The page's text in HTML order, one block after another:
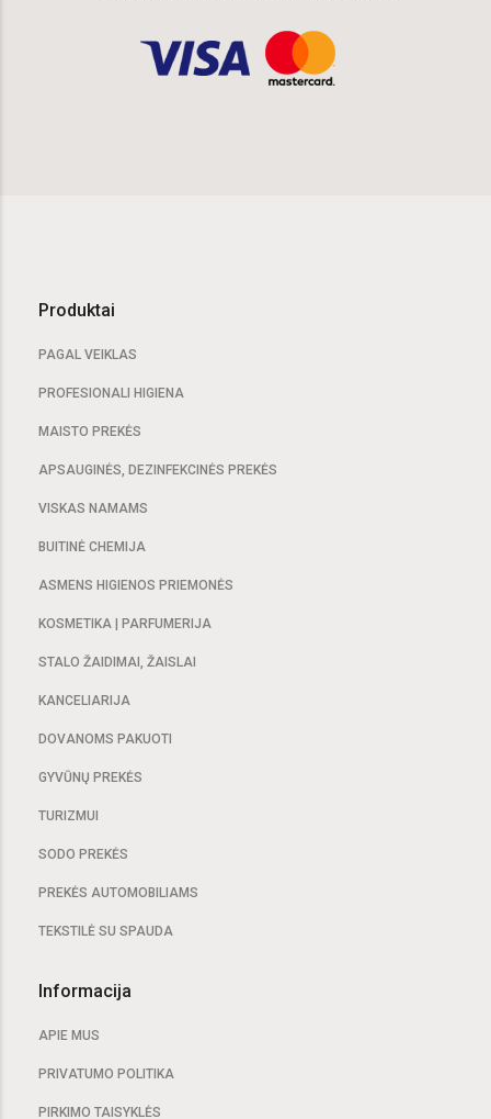
Produktai
PAGAL VEIKLAS
PROFESIONALI HIGIENA
MAISTO PREKĖS
APSAUGINĖS, DEZINFEKCINĖS PREKĖS
VISKAS NAMAMS
BUITINĖ CHEMIJA
ASMENS HIGIENOS PRIEMONĖS
KOSMETIKA | PARFUMERIJA
STALO ŽAIDIMAI, ŽAISLAI
KANCELIARIJA
DOVANOMS PAKUOTI
GYVŪNŲ PREKĖS
TURIZMUI
SODO PREKĖS
PREKĖS AUTOMOBILIAMS
TEKSTILĖ SU SPAUDA
Informacija
APIE MUS
PRIVATUMO POLITIKA
PIRKIMO TAISYKLĖS